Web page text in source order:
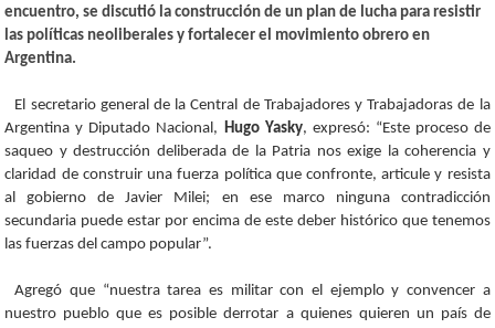
encuentro, se discutió la construcción de un plan de lucha para resistir
las políticas neoliberales y fortalecer el movimiento obrero en
Argentina.
El secretario general de la Central de Trabajadores y Trabajadoras de la
Argentina y Diputado Nacional, Hugo Yasky, expresó: “Este proceso de
saqueo y destrucción deliberada de la Patria nos exige la coherencia y
claridad de construir una fuerza política que confronte, articule y resista
al gobierno de Javier Milei; en ese marco ninguna contradicción
secundaria puede estar por encima de este deber histórico que tenemos
las fuerzas del campo popular”.
Agregó que “nuestra tarea es militar con el ejemplo y convencer a
nuestro pueblo que es posible derrotar a quienes quieren un país de